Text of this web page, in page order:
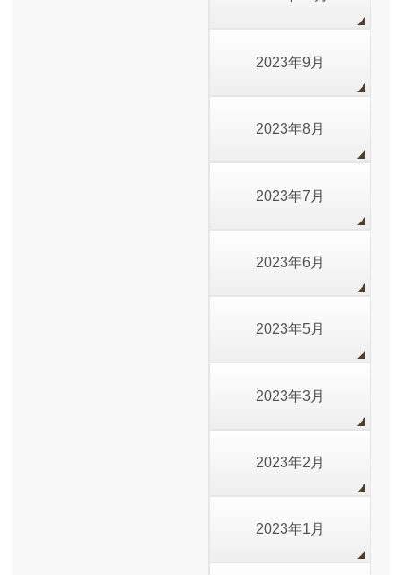
2023年9月
2023年8月
2023年7月
2023年6月
2023年5月
2023年3月
2023年2月
2023年1月